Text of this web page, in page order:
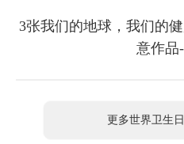
3张我们的地球，我们的
意作品
更多世界卫生